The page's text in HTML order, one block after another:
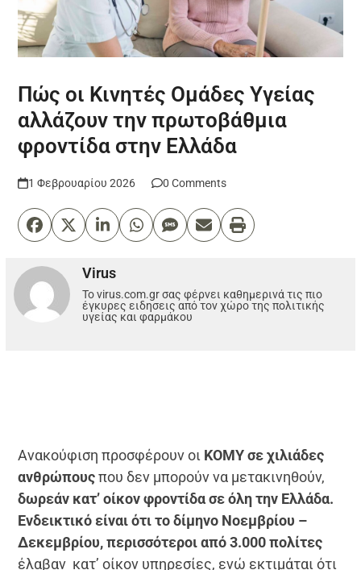
Πώς οι Κινητές Ομάδες Υγείας
αλλάζουν την πρωτοβάθμια
φροντίδα στην Ελλάδα
1 Φεβρουαρίου 2026 0 Comments
Virus
Το virus.com.gr σας φέρνει καθημερινά τις πιο
έγκυρες ειδησεις από τον χώρο της πολιτικής
υγείας και φαρμάκου
Ανακούφιση προσφέρουν οι ΚΟΜΥ σε χιλιάδες
ανθρώπουςπου δεν μπορούν να μετακινηθούν,
δωρεάν κατ’ οίκον φροντίδα σε όλη την Ελλάδα.
Ενδεικτικό είναι ότι το δίμηνο Νοεμβρίου –
Δεκεμβρίου, περισσότεροι από 3.000 πολίτες
έλαβαν κατ’ οίκον υπηρεσίες, ενώ εκτιμάται ότι